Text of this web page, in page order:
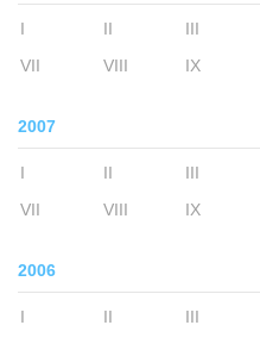
I II III
VII
VIII IX
2007
I II III
VII
VIII IX
2006
I II III